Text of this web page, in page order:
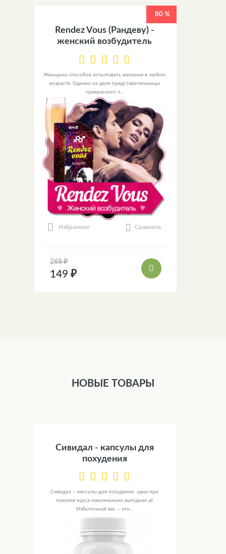
80 %
Rendez Vous (Рандеву) -
женский возбудитель
Женщина способна испытывать желание в любом
возрасте. Однако на деле представительницы
прекрасного п...
Избранное Сравнить
268 ₽
149 ₽
НОВЫЕ ТОВАРЫ
Сивидал - капсулы для
похудения
Сивидал – капсулы для похудения: цена при
покупке курса максимально выгодная 🌿
Избыточный вес – это...